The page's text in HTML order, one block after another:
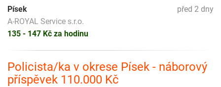
před 2 dny
Písek
A-ROYAL Service s.r.o.
135 - 147 Kč za hodinu
Policista/ka v okrese Písek - náborový
příspěvek 110.000 Kč